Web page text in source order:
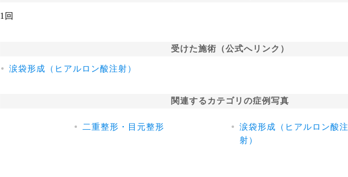
1回
受けた施術（公式へリンク）
涙袋形成（ヒアルロン酸注射）
関連するカテゴリの症例写真
二重整形・目元整形
涙袋形成（ヒアルロン酸注
射）